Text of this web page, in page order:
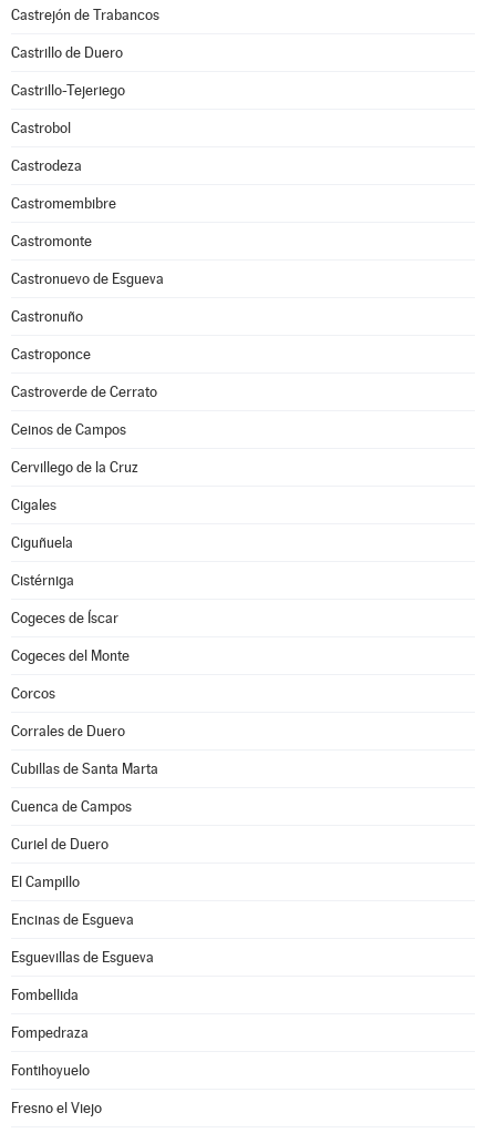
Castrejón de Trabancos
Castrillo de Duero
Castrillo-Tejeriego
Castrobol
Castrodeza
Castromembibre
Castromonte
Castronuevo de Esgueva
Castronuño
Castroponce
Castroverde de Cerrato
Ceinos de Campos
Cervillego de la Cruz
Cigales
Ciguñuela
Cistérniga
Cogeces de Íscar
Cogeces del Monte
Corcos
Corrales de Duero
Cubillas de Santa Marta
Cuenca de Campos
Curiel de Duero
El Campillo
Encinas de Esgueva
Esguevillas de Esgueva
Fombellida
Fompedraza
Fontihoyuelo
Fresno el Viejo